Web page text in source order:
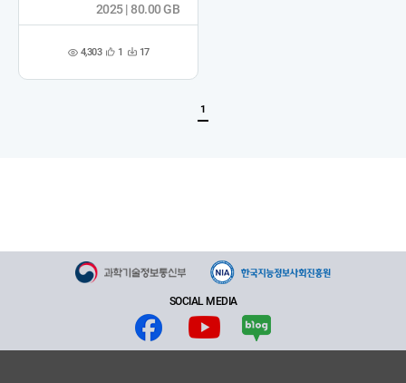
조 4,303 관
록
1 다 17
2025 | 80.00 GB
1
SOCIAL MEDIA